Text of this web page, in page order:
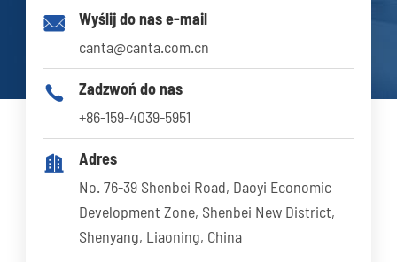

Wyślij do nas e-mail
canta@canta.com.cn

Zadzwoń do nas
+86-159-4039-5951

Adres
No. 76-39 Shenbei Road, Daoyi Economic
Development Zone, Shenbei New District,
Shenyang, Liaoning, China